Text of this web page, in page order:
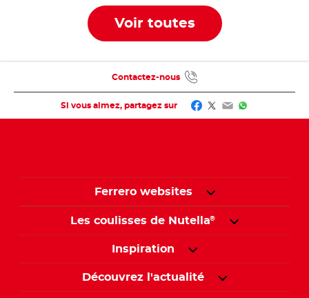
Voir toutes
Si vous aimez, partagez sur Facebook
Twitter
EmailWhatsApp
Contactez-nous
Ferrero websites
Les coulisses de Nutella®
Inspiration
Découvrez l'actualité